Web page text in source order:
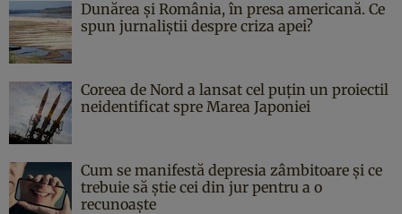
Dunărea și România, în presa americană. Ce
spun jurnaliștii despre criza apei?
Coreea de Nord a lansat cel puțin un proiectil
neidentificat spre Marea Japoniei
Cum se manifestă depresia zâmbitoare și ce
trebuie să știe cei din jur pentru a o
recunoaște